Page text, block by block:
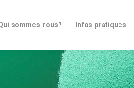
sommes nous? Infos pratiques